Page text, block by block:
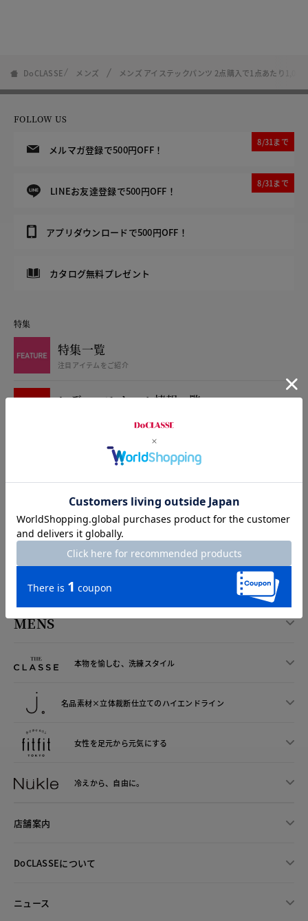
DoCLASSE メンズ メンズ アイステックパンツ 2点購入で1点あたり1,000
FOLLOW US
メルマガ登録で500円OFF！
8/31まで
LINEお友達登録で500円OFF！
8/31まで
アプリダウンロードで500円OFF！
カタログ無料プレゼント
特集
特集一覧
注目アイテムをご紹介
レディース セール情報一覧
レディース 新作アイテム
楽に着られて、
ワンサイズ細く見える服作り
LADIES
MENS
本物を愉しむ、洗練スタイル
名品素材×立体裁断仕立てのハイエンドライン
女性を足元から元気にする
冷えから、 自由に。
店舗案内
DoCLASSEについて
ニュース